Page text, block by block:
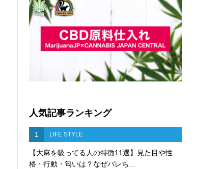
人気記事ランキング
1 LIFE STYLE
【大麻を吸ってる人の特徴11選】見た目や性
格・行動・匂いは？なぜバレち...